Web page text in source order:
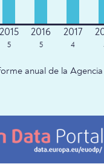
5 5 4
anual de la